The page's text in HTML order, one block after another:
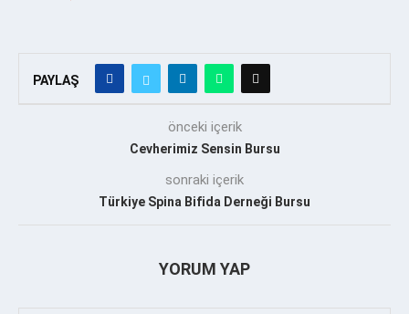
PAYLAŞ
önceki içerik
Cevherimiz Sensin Bursu
sonraki içerik
Türkiye Spina Bifida Derneği Bursu
YORUM YAP